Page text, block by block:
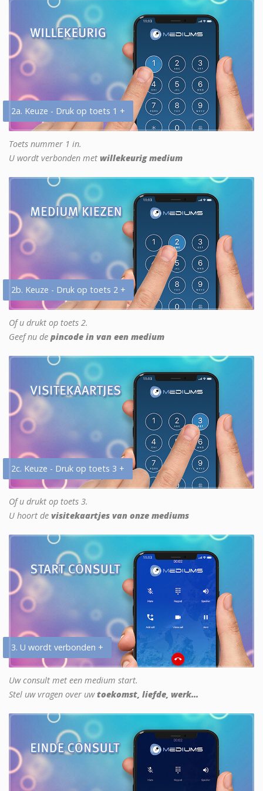
2a. Keuze - Druk op toets 1 +
Toets nummer 1 in.
U wordt verbonden met willekeurig medium
2b. Keuze - Druk op toets 2 +
Of u drukt op toets 2.
Geef nu de pincode in van een medium
2c. Keuze - Druk op toets 3 +
Of u drukt op toets 3.
U hoort de visitekaartjes van onze mediums
3. U wordt verbonden +
Uw consult met een medium start.
Stel uw vragen over uwtoekomst, liefde, werk...